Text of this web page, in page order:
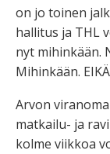
on jo toinen
hallitus ja THL
nyt mihinkään.
Mihinkään.
Arvon
matkailu- ja
kolme viikkoa